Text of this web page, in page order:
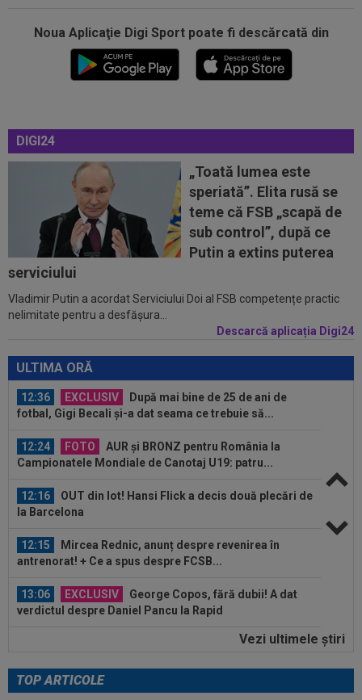
Noua Aplicaţie Digi Sport poate fi descărcată din
DIGI24
„Toată lumea este
speriată”. Elita rusă se
teme că FSB „scapă de
sub control”, după ce
Putin a extins puterea
serviciului
Vladimir Putin a acordat Serviciului Doi al FSB competențe practic
nelimitate pentru a desfășura...
Descarcă aplicația Digi24
ULTIMA ORĂ
FOTO
AUR și BRONZ pentru România la
Campionatele Mondiale de Canotaj U19: patru...
12:15
Mircea Rednic, anunț despre revenirea în
antrenorat! + Ce a spus despre FCSB...
EXCLUSIV
George Copos, fără dubii! A dat
verdictul despre Daniel Pancu la Rapid
12:57 OFICIAL
Gerard Pique l-a cumpărat pe Enes
12:54 VIDEO
Concordia Chiajna - FC Bihor 2-0.
Toate rezulatele zilei în etapa a doua din...
12:36 EXCLUSIV
După mai bine de 25 de ani de
fotbal, Gigi Becali și-a dat seama ce trebuie să...
12:24 FOTO
AUR și BRONZ pentru România la
Campionatele Mondiale de Canotaj U19: patru...
12:16
OUT din lot! Hansi Flick a decis două plecări de
la Barcelona
12:15
Mircea Rednic, anunț despre revenirea în
antrenorat! + Ce a spus despre FCSB...
13:06 EXCLUSIV
George Copos, fără dubii! A dat
verdictul despre Daniel Pancu la Rapid
Gerard Pique l-a cumpărat pe Enes
12:54 VIDEO
Concordia Chiajna - FC Bihor 2-0.
Vezi ultimele ştiri
TOP ARTICOLE